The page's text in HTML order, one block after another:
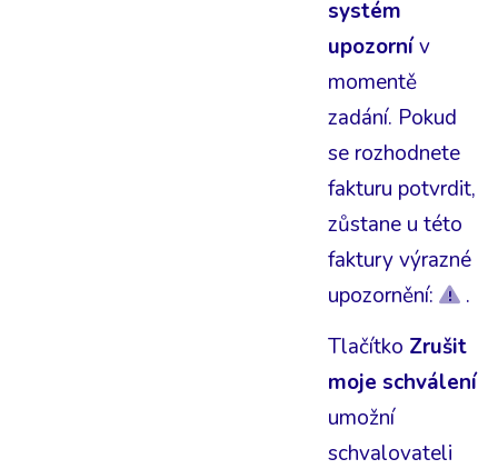
systém
upozornív
momentě
zadání. Pokud
se rozhodnete
fakturu potvrdit,
zůstane u této
faktury výrazné
upozornění:
.
Tlačítko Zrušit
moje schválení
umožní
schvalovateli